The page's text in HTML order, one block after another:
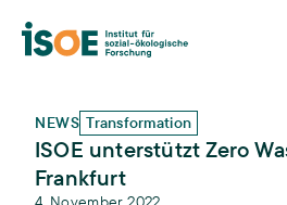
NEWS Transformation
ISOE unterstützt Zero
Frankfurt